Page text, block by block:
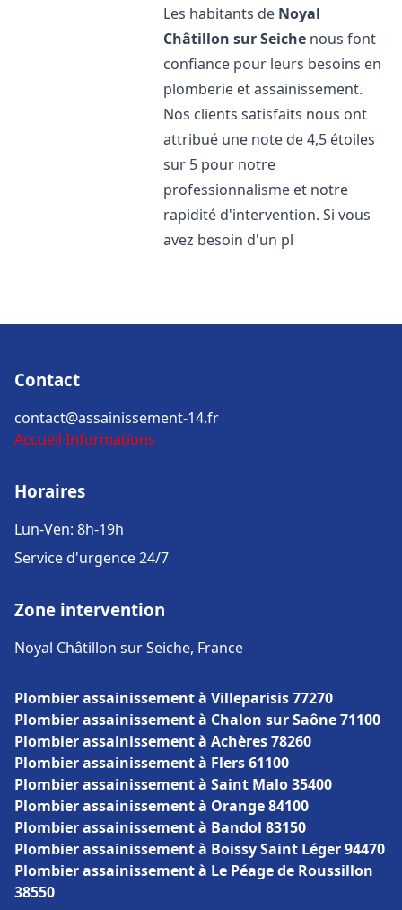
Les habitants de Noyal
Châtillon sur Seiche nous font
confiance pour leurs besoins en
plomberie et assainissement.
Nos clients satisfaits nous ont
attribué une note de 4,5 étoiles
sur 5 pour notre
professionnalisme et notre
rapidité d'intervention. Si vous
avez besoin d'un pl
Contact
contact@assainissement-14.fr
Accueil Informations
Horaires
Lun-Ven: 8h-19h
Service d'urgence 24/7
Zone intervention
Noyal Châtillon sur Seiche, France
Plombier assainissement à Villeparisis 77270
Plombier assainissement à Chalon sur Saône 71100
Plombier assainissement à Achères 78260
Plombier assainissement à Flers 61100
Plombier assainissement à Saint Malo 35400
Plombier assainissement à Orange 84100
Plombier assainissement à Bandol 83150
Plombier assainissement à Boissy Saint Léger 94470
Plombier assainissement à Le Péage de Roussillon
38550